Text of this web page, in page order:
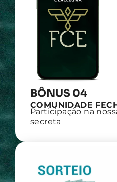
BÔNUS 04
COMUNIDADE
Participação na
secreta